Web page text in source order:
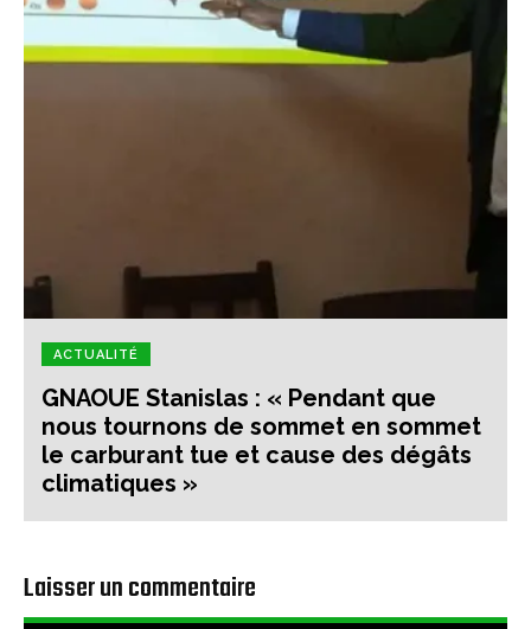
ACTUALITÉ
GNAOUE Stanislas : « Pendant que
nous tournons de sommet en sommet
le carburant tue et cause des dégâts
climatiques »
Laisser un commentaire